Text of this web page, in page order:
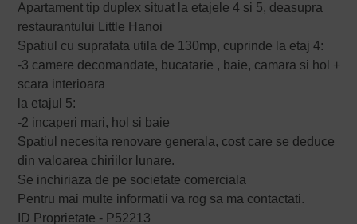
Apartament tip duplex situat la etajele 4 si 5, deasupra
restaurantului Little Hanoi
Spatiul cu suprafata utila de 130mp, cuprinde la etaj 4:
-3 camere decomandate, bucatarie , baie, camara si hol +
scara interioara
la etajul 5:
-2 incaperi mari, hol si baie
Spatiul necesita renovare generala, cost care se deduce
din valoarea chiriilor lunare.
Se inchiriaza de pe societate comerciala
Pentru mai multe informatii va rog sa ma contactati.
ID Proprietate - P52213